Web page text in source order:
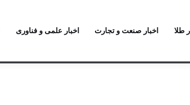
طلا اخبار صنعت و تجارت اخبار علمی و فناوری